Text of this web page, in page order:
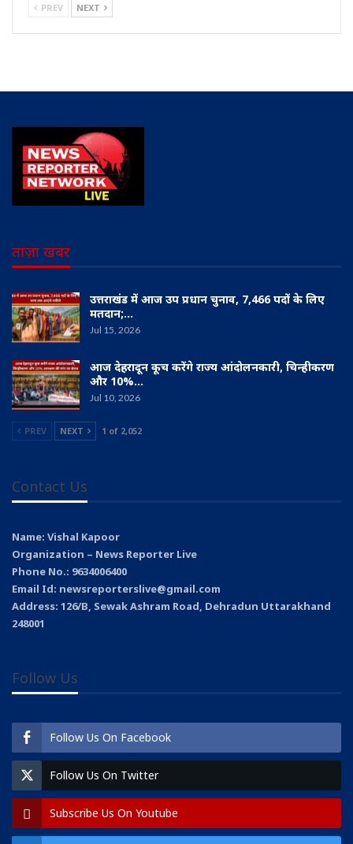
PREV NEXT
ताज़ा खबर
उत्तराखंड में आज उप प्रधान चुनाव, 7,466 पदों के लिए
मतदान;…
Jul 15, 2026
आज देहरादून कूच करेंगे राज्य आंदोलनकारी, चिन्हीकरण
और 10%…
Jul 10, 2026
PREV NEXT 1 of 2,052
Contact Us
Name: Vishal Kapoor
Organization – News Reporter Live
Phone No.: 9634006400
Email Id: newsreporterslive@gmail.com
Address: 126/B, Sewak Ashram Road, Dehradun Uttarakhand
248001
Follow Us
Follow Us On Facebook
Follow Us On Twitter
Subscribe Us On Youtube